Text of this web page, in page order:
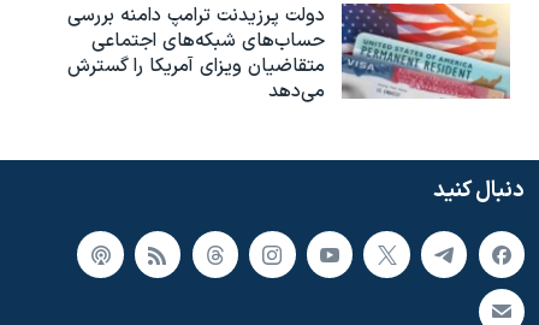
دولت پرزیدنت ترامپ دامنه بررسی
حساب‌های شبکه‌های اجتماعی
متقاضیان ویزای آمریکا را گسترش
می‌دهد
دنبال کنید